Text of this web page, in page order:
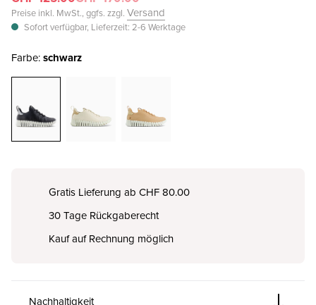
Preise inkl. MwSt., ggfs. zzgl. Versand
Sofort verfügbar, Lieferzeit: 2-6 Werktage
Farbe:schwarz
Gratis Lieferung ab CHF 80.00
30 Tage Rückgaberecht
Kauf auf Rechnung möglich
Nachhaltigkeit